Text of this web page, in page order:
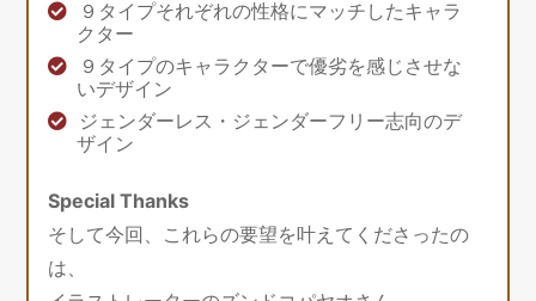
９タイプそれぞれの性格にマッチしたキャラ
クター
９タイプのキャラクターで優劣を感じさせな
いデザイン
ジェンダーレス・ジェンダーフリー志向のデ
ザイン
Special Thanks
そして今回、これらの要望を叶えてくださったの
は、